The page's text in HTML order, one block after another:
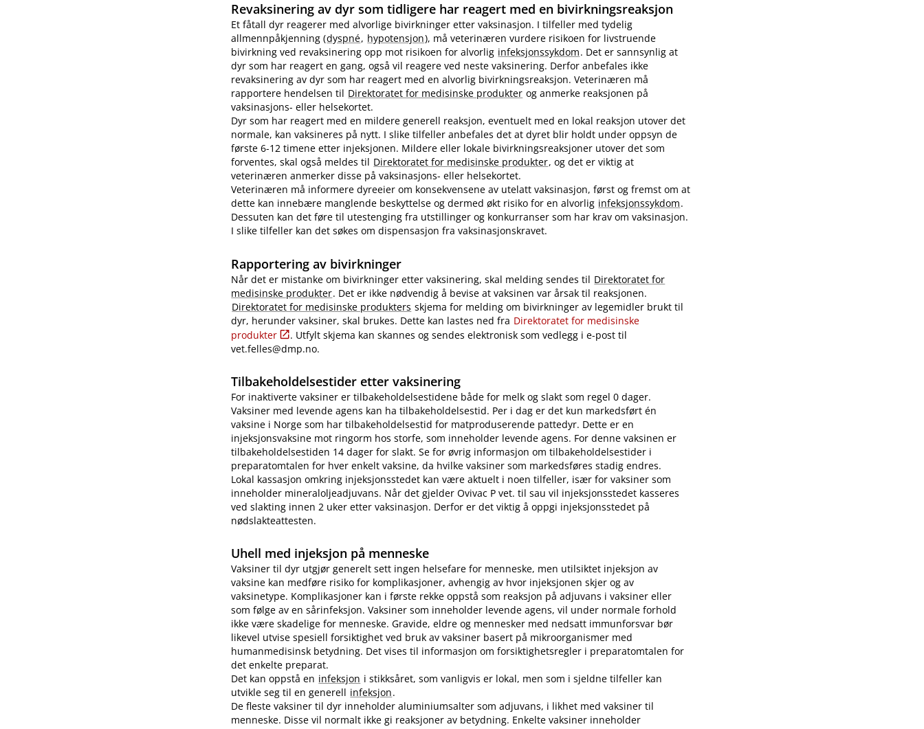
Revaksinering av dyr som tidligere har reagert med en bivirkningsreaksjon
Et fåtall dyr reagerer med alvorlige bivirkninger etter vaksinasjon. I tilfeller med tydelig
allmennpåkjenning (dyspné, hypotensjon), må veterinæren vurdere risikoen for livstruende
bivirkning ved revaksinering opp mot risikoen for alvorlig infeksjonssykdom. Det er sannsynlig at
dyr som har reagert en gang, også vil reagere ved neste vaksinering. Derfor anbefales ikke
revaksinering av dyr som har reagert med en alvorlig bivirkningsreaksjon. Veterinæren må
rapportere hendelsen til Direktoratet for medisinske produkter og anmerke reaksjonen på
vaksinasjons- eller helsekortet.
Dyr som har reagert med en mildere generell reaksjon, eventuelt med en lokal reaksjon utover det
normale, kan vaksineres på nytt. I slike tilfeller anbefales det at dyret blir holdt under oppsyn de
første 6-12 timene etter injeksjonen. Mildere eller lokale bivirkningsreaksjoner utover det som
forventes, skal også meldes til Direktoratet for medisinske produkter, og det er viktig at
veterinæren anmerker disse på vaksinasjons- eller helsekortet.
Veterinæren må informere dyreeier om konsekvensene av utelatt vaksinasjon, først og fremst om at
dette kan innebære manglende beskyttelse og dermed økt risiko for en alvorlig infeksjonssykdom.
Dessuten kan det føre til utestenging fra utstillinger og konkurranser som har krav om vaksinasjon.
I slike tilfeller kan det søkes om dispensasjon fra vaksinasjonskravet.
Rapportering av bivirkninger
Når det er mistanke om bivirkninger etter vaksinering, skal melding sendes til Direktoratet for
medisinske produkter. Det er ikke nødvendig å bevise at vaksinen var årsak til reaksjonen.
Direktoratet for medisinske produkters skjema for melding om bivirkninger av legemidler brukt til
dyr, herunder vaksiner, skal brukes. Dette kan lastes ned fra Direktoratet for medisinske
produkter
. Utfylt skjema kan skannes og sendes elektronisk som vedlegg i e-post til
vet.felles@dmp.no.
Tilbakeholdelsestider etter vaksinering
For inaktiverte vaksiner er tilbakeholdelsestidene både for melk og slakt som regel 0 dager.
Vaksiner med levende agens kan ha tilbakeholdelsestid. Per i dag er det kun markedsført én
vaksine i Norge som har tilbakeholdelsestid for matproduserende pattedyr. Dette er en
injeksjonsvaksine mot ringorm hos storfe, som inneholder levende agens. For denne vaksinen er
tilbakeholdelsestiden 14 dager for slakt. Se for øvrig informasjon om tilbakeholdelsestider i
preparatomtalen for hver enkelt vaksine, da hvilke vaksiner som markedsføres stadig endres.
Lokal kassasjon omkring injeksjonsstedet kan være aktuelt i noen tilfeller, især for vaksiner som
inneholder mineraloljeadjuvans. Når det gjelder Ovivac P vet. til sau vil injeksjonsstedet kasseres
ved slakting innen 2 uker etter vaksinasjon. Derfor er det viktig å oppgi injeksjonsstedet på
nødslakteattesten.
Uhell med injeksjon på menneske
Vaksiner til dyr utgjør generelt sett ingen helsefare for menneske, men utilsiktet injeksjon av
vaksine kan medføre risiko for komplikasjoner, avhengig av hvor injeksjonen skjer og av
vaksinetype. Komplikasjoner kan i første rekke oppstå som reaksjon på adjuvans i vaksiner eller
som følge av en sårinfeksjon. Vaksiner som inneholder levende agens, vil under normale forhold
ikke være skadelige for menneske. Gravide, eldre og mennesker med nedsatt immunforsvar bør
likevel utvise spesiell forsiktighet ved bruk av vaksiner basert på mikroorganismer med
humanmedisinsk betydning. Det vises til informasjon om forsiktighetsregler i preparatomtalen for
det enkelte preparat.
Det kan oppstå en infeksjon i stikksåret, som vanligvis er lokal, men som i sjeldne tilfeller kan
utvikle seg til en generell infeksjon.
De fleste vaksiner til dyr inneholder aluminiumsalter som adjuvans, i likhet med vaksiner til
menneske. Disse vil normalt ikke gi reaksjoner av betydning. Enkelte vaksiner inneholder